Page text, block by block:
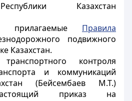
Казахстан
прилагаемые Правила
подвижного
Казахстан.
контроля
и коммуникаций
(Бейсембаев М.Т.)
приказ на